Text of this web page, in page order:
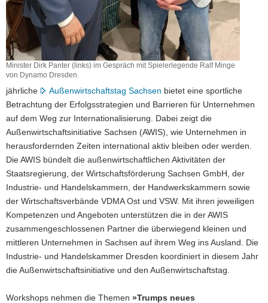
Minister Dirk Panter (links) im Gespräch mit Spielerlegende Ralf Minge
von Dynamo Dresden.
jährliche Außenwirtschaftstag Sachsen bietet eine sportliche
Betrachtung der Erfolgsstrategien und Barrieren für Unternehmen
auf dem Weg zur Internationalisierung. Dabei zeigt die
Außenwirtschaftsinitiative Sachsen (AWIS), wie Unternehmen in
herausfordernden Zeiten international aktiv bleiben oder werden.
Die AWIS bündelt die außenwirtschaftlichen Aktivitäten der
Staatsregierung, der Wirtschaftsförderung Sachsen GmbH, der
Industrie- und Handelskammern, der Handwerkskammern sowie
der Wirtschaftsverbände VDMA Ost und VSW. Mit ihren jeweiligen
Kompetenzen und Angeboten unterstützen die in der AWIS
zusammengeschlossenen Partner die überwiegend kleinen und
mittleren Unternehmen in Sachsen auf ihrem Weg ins Ausland. Die
Industrie- und Handelskammer Dresden koordiniert in diesem Jahr
die Außenwirtschaftsinitiative und den Außenwirtschaftstag.
Workshops nehmen die Themen »Trumps neues